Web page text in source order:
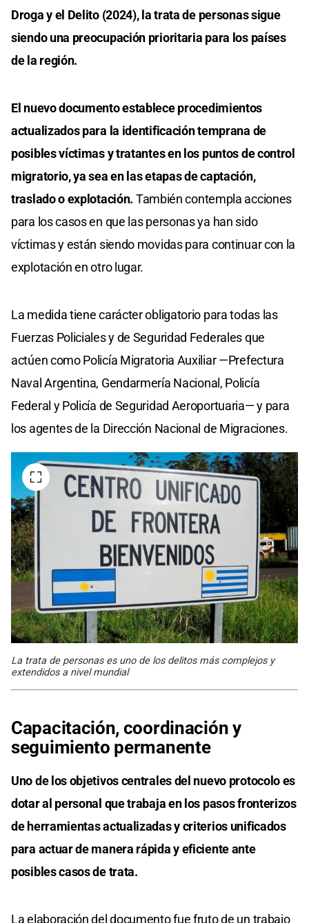
Droga y el Delito (2024), la trata de personas sigue
siendo una preocupación prioritaria para los países
de la región.
El nuevo documento establece procedimientos
actualizados para la identificación temprana de
posibles víctimas y tratantes en los puntos de control
migratorio, ya sea en las etapas de captación,
traslado o explotación. También contempla acciones
para los casos en que las personas ya han sido
víctimas y están siendo movidas para continuar con la
explotación en otro lugar.
La medida tiene carácter obligatorio para todas las
Fuerzas Policiales y de Seguridad Federales que
actúen como Policía Migratoria Auxiliar —Prefectura
Naval Argentina, Gendarmería Nacional, Policía
Federal y Policía de Seguridad Aeroportuaria— y para
los agentes de la Dirección Nacional de Migraciones.
La trata de personas es uno de los delitos más complejos y
extendidos a nivel mundial
Capacitación, coordinación y
seguimiento permanente
Uno de los objetivos centrales del nuevo protocolo es
dotar al personal que trabaja en los pasos fronterizos
de herramientas actualizadas y criterios unificados
para actuar de manera rápida y eficiente ante
posibles casos de trata.
La elaboración del documento fue fruto de un trabajo